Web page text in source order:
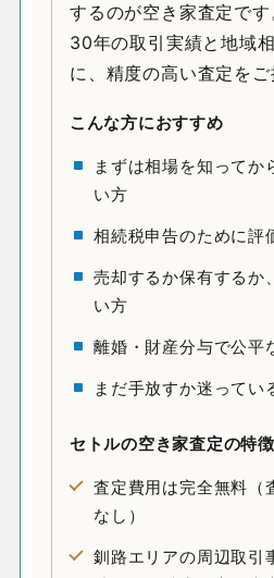
するのが空き家査定で
30年の取引実績と地域
に、精度の高い査定をご
こんな方におすすめ
まずは相場を知ってか
い方
相続税申告のために評
売却するか保有するか
い方
離婚・財産分与で公平
まだ手放すか迷ってい
セトルの空き家査定の特徴
査定費用は完全無料（
なし）
釧路エリアの周辺取引